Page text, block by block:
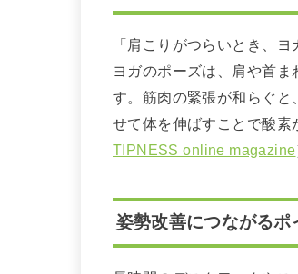
「肩こりがつらいとき、
ヨガのポーズは、肩や首
す。筋肉の緊張が和らぐ
せて体を伸ばすことで酸素
TIPNESS online magazine
姿勢改善につながるポ